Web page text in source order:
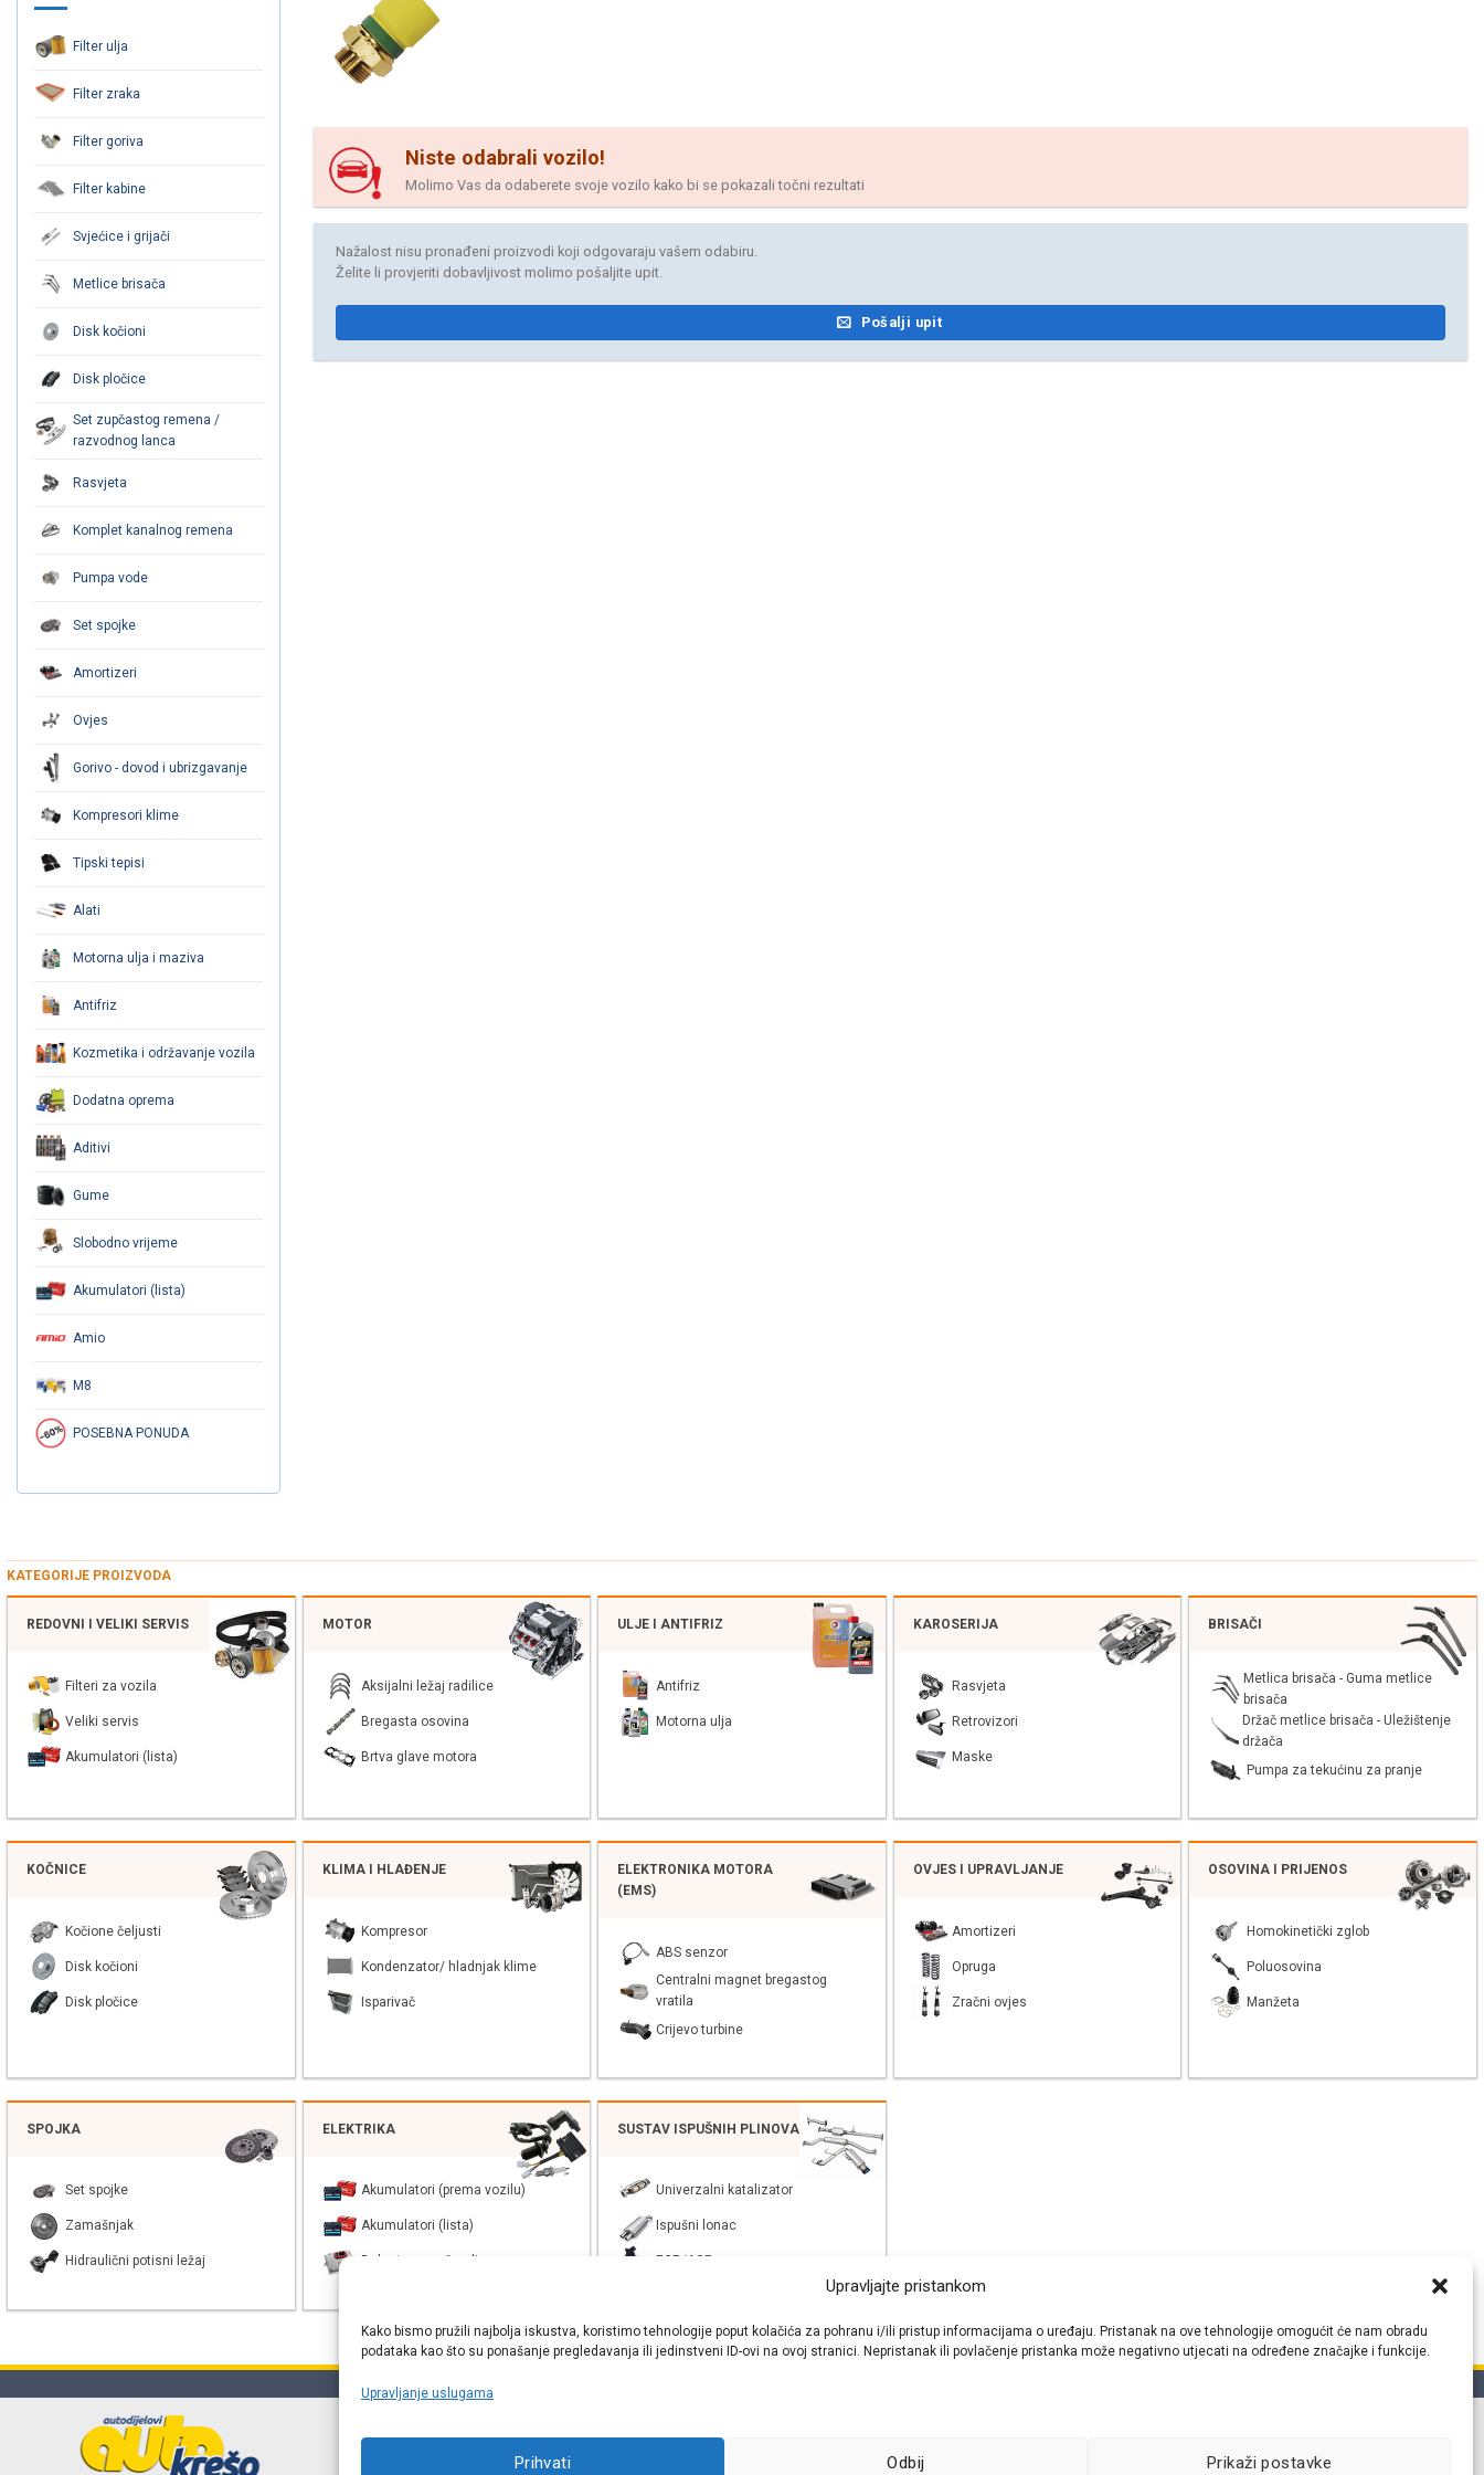
Upravljajte pristankom
Kako bismo pružili najbolja iskustva, koristimo tehnologije poput kolačića za pohranu i/ili pristup informacijama o uređaju. Pristanak na ove tehnologije omogućit će nam obradu
podataka kao što su ponašanje pregledavanja ili jedinstveni ID-ovi na ovoj stranici. Nepristanak ili povlačenje pristanka može negativno utjecati na određene značajke i funkcije.
Upravljanje uslugama
Prihvati Odbij Prikaži postavke
Filter ulja
Filter zraka
Filter goriva
Filter kabine
Svjećice i grijači
Metlice brisača
Disk kočioni
Disk pločice
Set zupčastog remena /
razvodnog lanca
Rasvjeta
Komplet kanalnog remena
Pumpa vode
Set spojke
Amortizeri
Ovjes
Gorivo - dovod i ubrizgavanje
Kompresori klime
Tipski tepisi
Alati
Motorna ulja i maziva
Antifriz
Kozmetika i održavanje vozila
Dodatna oprema
Aditivi
Gume
Slobodno vrijeme
Akumulatori (lista)
Amio
M8
POSEBNA PONUDA
Niste odabrali vozilo!
Molimo Vas da odaberete svoje vozilo kako bi se pokazali točni rezultati
Nažalost nisu pronađeni proizvodi koji odgovaraju vašem odabiru.
Želite li provjeriti dobavljivost molimo pošaljite upit.
Pošalji upit
KATEGORIJE PROIZVODA
REDOVNI I VELIKI SERVIS
Filteri za vozila
Veliki servis
Akumulatori (lista)
MOTOR
Aksijalni ležaj radilice
Bregasta osovina
Brtva glave motora
ULJE I ANTIFRIZ
Antifriz
Motorna ulja
KAROSERIJA
Rasvjeta
Retrovizori
Maske
BRISAČI
Metlica brisača - Guma metlice
brisača
Držač metlice brisača - Uležištenje
držača
Pumpa za tekućinu za pranje
KOČNICE
Kočione čeljusti
Disk kočioni
Disk pločice
KLIMA I HLAĐENJE
Kompresor
Kondenzator/ hladnjak klime
Isparivač
ELEKTRONIKA MOTORA
(EMS)
ABS senzor
Centralni magnet bregastog
vratila
Crijevo turbine
OVJES I UPRAVLJANJE
Amortizeri
Opruga
Zračni ovjes
OSOVINA I PRIJENOS
Homokinetički zglob
Poluosovina
Manžeta
SPOJKA
Set spojke
Zamašnjak
Hidraulični potisni ležaj
ELEKTRIKA
Akumulatori (prema vozilu)
Akumulatori (lista)
Balast xenon žarulje
SUSTAV ISPUŠNIH PLINOVA
Univerzalni katalizator
Ispušni lonac
EGR/AGR
Online webshop autodijelova- Auto Krešo - preko 200 svjetski poznatih i priznatih
proizvođača rezervnih dijelova za sve vrste i tipove osobnih i lakih teretnih vozila.